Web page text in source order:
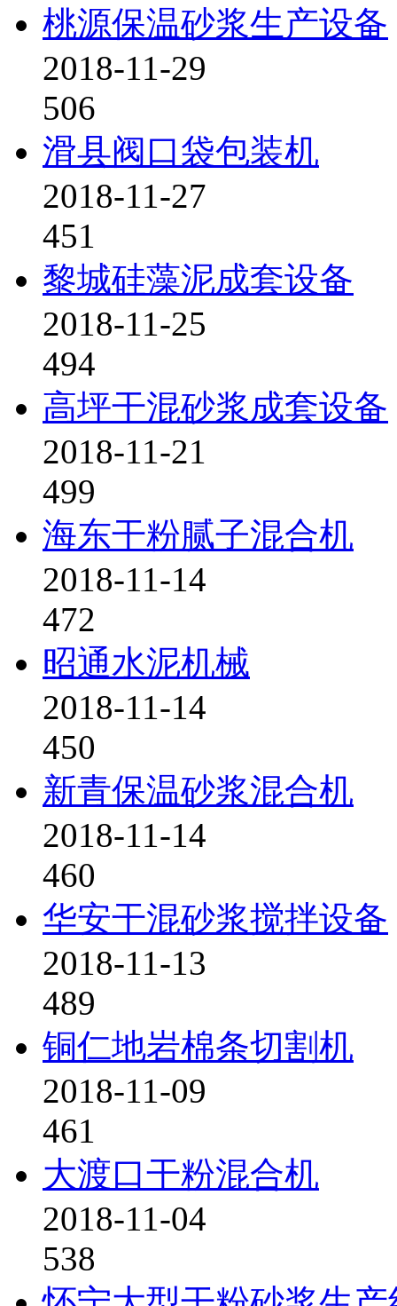
桃源保温砂浆生产设备
2018-11-29
506
滑县阀口袋包装机
2018-11-27
451
黎城硅藻泥成套设备
2018-11-25
494
高坪干混砂浆成套设备
2018-11-21
499
海东干粉腻子混合机
2018-11-14
472
昭通水泥机械
2018-11-14
450
新青保温砂浆混合机
2018-11-14
460
华安干混砂浆搅拌设备
2018-11-13
489
铜仁地岩棉条切割机
2018-11-09
461
大渡口干粉混合机
2018-11-04
538